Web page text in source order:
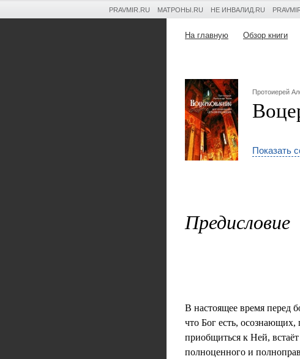
PRAVMIR.RU МАТРОНЫ.RU НЕ ИНВАЛИД.RU
На главную Обзор книги
Протоиерей
Показать
Предисловие
В настоящее время перед
что Бог есть,
приобщиться к Ней,
полноценного и